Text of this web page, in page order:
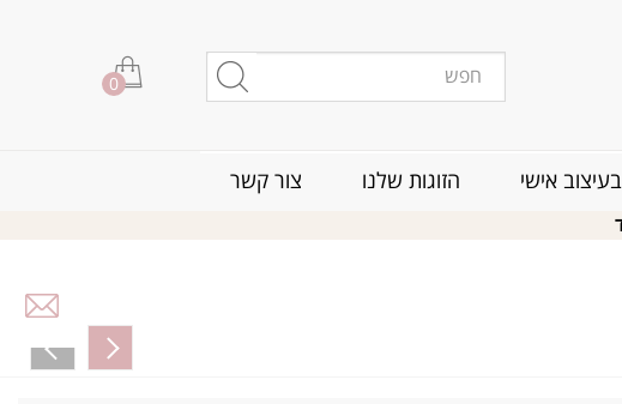
0
אישי הזוגות שלנו צור קשר